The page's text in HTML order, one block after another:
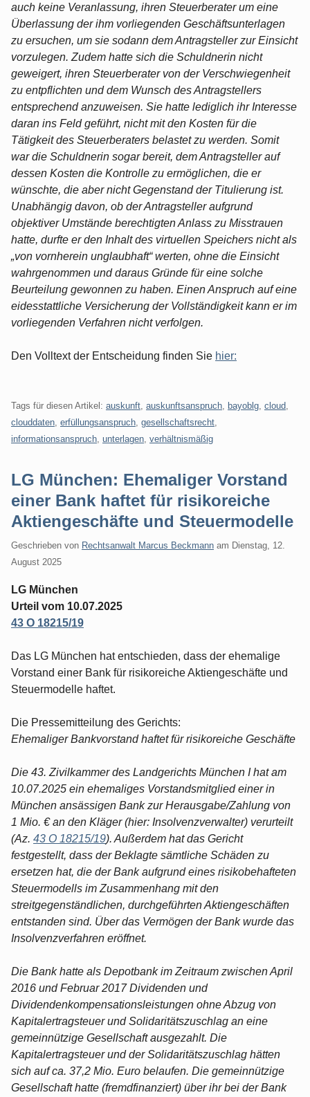
auch keine Veranlassung, ihren Steuerberater um eine
Überlassung der ihm vorliegenden Geschäftsunterlagen
zu ersuchen, um sie sodann dem Antragsteller zur Einsicht
vorzulegen. Zudem hatte sich die Schuldnerin nicht
geweigert, ihren Steuerberater von der Verschwiegenheit
zu entpflichten und dem Wunsch des Antragstellers
entsprechend anzuweisen. Sie hatte lediglich ihr Interesse
daran ins Feld geführt, nicht mit den Kosten für die
Tätigkeit des Steuerberaters belastet zu werden. Somit
war die Schuldnerin sogar bereit, dem Antragsteller auf
dessen Kosten die Kontrolle zu ermöglichen, die er
wünschte, die aber nicht Gegenstand der Titulierung ist.
Unabhängig davon, ob der Antragsteller aufgrund
objektiver Umstände berechtigten Anlass zu Misstrauen
hatte, durfte er den Inhalt des virtuellen Speichers nicht als
„von vornherein unglaubhaft“ werten, ohne die Einsicht
wahrgenommen und daraus Gründe für eine solche
Beurteilung gewonnen zu haben. Einen Anspruch auf eine
eidesstattliche Versicherung der Vollständigkeit kann er im
vorliegenden Verfahren nicht verfolgen.
Den Volltext der Entscheidung finden Sie hier:
Tags für diesen Artikel: auskunft auskunftsanspruch bayoblg cloud
clouddaten erfüllungsanspruch gesellschaftsrecht
informationsanspruch unterlagen verhältnismäßig
LG München: Ehemaliger Vorstand
einer Bank haftet für risikoreiche
Aktiengeschäfte und Steuermodelle
Geschrieben von Rechtsanwalt Marcus Beckmann am Dienstag, 12.
August 2025
LG München
Urteil vom 10.07.2025
43 O 18215/19
Das LG München hat entschieden, dass der ehemalige
Vorstand einer Bank für risikoreiche Aktiengeschäfte und
Steuermodelle haftet.
Die Pressemitteilung des Gerichts:
Ehemaliger Bankvorstand haftet für risikoreiche Geschäfte
Die 43. Zivilkammer des Landgerichts München I hat am
10.07.2025 ein ehemaliges Vorstandsmitglied einer in
München ansässigen Bank zur Herausgabe/Zahlung von
1 Mio. € an den Kläger (hier: Insolvenzverwalter) verurteilt
(Az. 43 O 18215/19). Außerdem hat das Gericht
festgestellt, dass der Beklagte sämtliche Schäden zu
ersetzen hat, die der Bank aufgrund eines risikobehafteten
Steuermodells im Zusammenhang mit den
streitgegenständlichen, durchgeführten Aktiengeschäften
entstanden sind. Über das Vermögen der Bank wurde das
Insolvenzverfahren eröffnet.
Die Bank hatte als Depotbank im Zeitraum zwischen April
2016 und Februar 2017 Dividenden und
Dividendenkompensationsleistungen ohne Abzug von
Kapitalertragsteuer und Solidaritätszuschlag an eine
gemeinnützige Gesellschaft ausgezahlt. Die
Kapitalertragsteuer und der Solidaritätszuschlag hätten
sich auf ca. 37,2 Mio. Euro belaufen. Die gemeinnützige
Gesellschaft hatte (fremdfinanziert) über ihr bei der Bank